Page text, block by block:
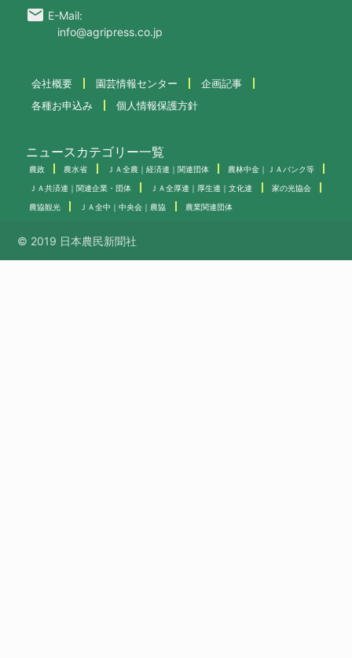
email E-Mail:
info@agripress.co.jp
会社概要 園芸情報センター
企画記事
各種お申込み
個人情報保護方針
ニュースカテゴリー一覧
農政 農水省 ＪＡ全農｜経済連｜関連団体 農林中金｜ＪＡバンク等
ＪＡ共済連｜関連企業・団体 ＪＡ全厚連｜厚生連｜文化連 家の光協会
農協観光 ＪＡ全中｜中央会｜農協 農業関連団体
© 2019 日本農民新聞社